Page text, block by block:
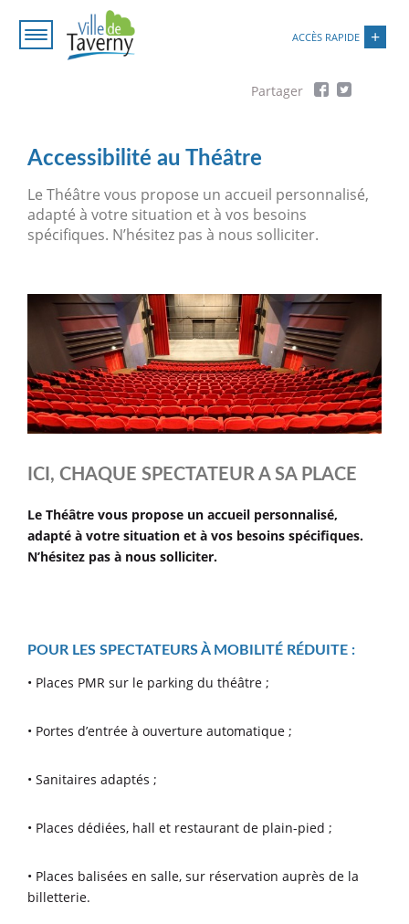
contenu
ACCÈS RAPIDE
Accessibilité au Théâtre
Le Théâtre vous propose un accueil personnalisé,
adapté à votre situation et à vos besoins
spécifiques. N’hésitez pas à nous solliciter.
ICI, CHAQUE SPECTATEUR A SA PLACE
Le Théâtre vous propose un accueil personnalisé,
adapté à votre situation et à vos besoins spécifiques.
N’hésitez pas à nous solliciter.
POUR LES SPECTATEURS À MOBILITÉ RÉDUITE :
• Places PMR sur le parking du théâtre ;
• Portes d’entrée à ouverture automatique ;
• Sanitaires adaptés ;
• Places dédiées, hall et restaurant de plain-pied ;
• Places balisées en salle, sur réservation auprès de la
billetterie.
Paramétrer les cookies